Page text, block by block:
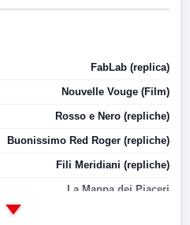
FabLab (replica)
Nouvelle Vouge (Film)
Rosso e Nero (repliche)
Buonissimo Red Roger (repliche)
Fili Meridiani (repliche)
La Mappa dei Piaceri